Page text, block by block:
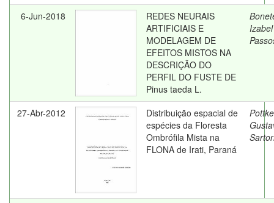
6-Jun-2018
REDES NEURAIS
ARTIFICIAIS E
MODELAGEM DE
EFEITOS MISTOS NA
DESCRIÇÃO DO
PERFIL DO FUSTE DE
Pinus taeda L.
Izabel
27-Abr-2012
Distribuição espacial de
espécies da Floresta
Ombrófila Mista na
FLONA de Irati, Paraná